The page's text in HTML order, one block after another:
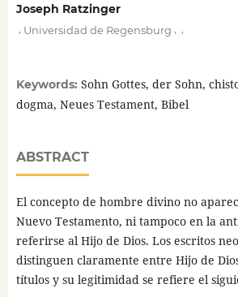
Joseph Ratzinger
Universidad de Regensburg
Keywords: Sohn Gottes, der Sohn,
dogma, Neues Testament, Bibel
ABSTRACT
El concepto de hombre divino no
Nuevo Testamento, ni tampoco en la
referirse al Hijo de Dios. Los escritos
distinguen claramente entre Hijo de
títulos y su legitimidad se refiere el